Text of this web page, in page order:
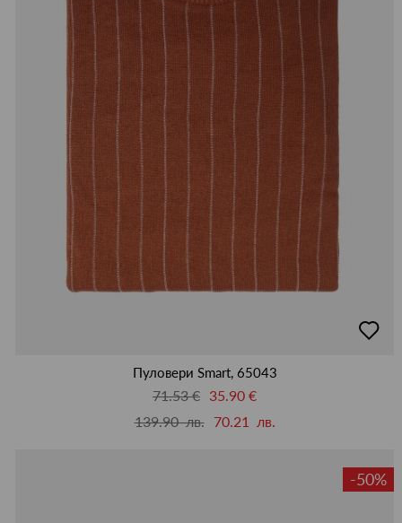
в
Пуловери Smart, 65043
71.53 € 35.90 €
139.90 лв.
70.21 лв.
-50%